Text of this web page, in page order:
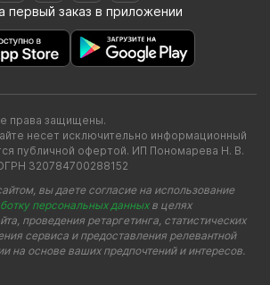
первый заказ в приложении
права защищены.
несет исключительно информационный
публичной офертой. ИП Пономарева Н. В.
320784700288152
вы даете согласие на использование
персональных данныхв целях
проведения ретаргетинга, статистических
сервиса и предоставления релевантной
на основе ваших предпочтений и интересов.